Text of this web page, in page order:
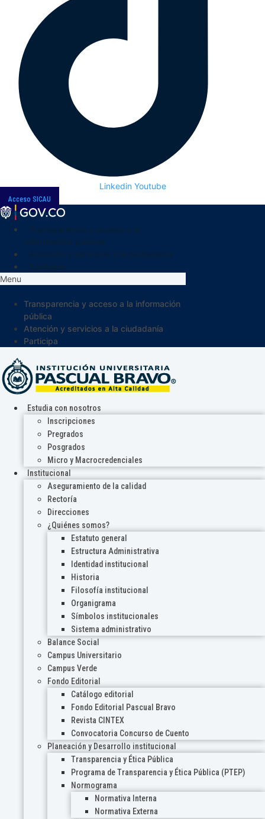
Linkedin Youtube
Acceso SICAU
Menu
Transparencia y acceso a la información
pública
Atención y servicios a la ciudadanía
Participa
Estudia con nosotros
Inscripciones
Pregrados
Posgrados
Micro y Macrocredenciales
Institucional
Aseguramiento de la calidad
Rectoría
Direcciones
¿Quiénes somos?
Estatuto general
Estructura Administrativa
Identidad institucional
Historia
Filosofía institucional
Organigrama
Símbolos institucionales
Sistema administrativo
Balance Social
Campus Universitario
Campus Verde
Fondo Editorial
Catálogo editorial
Fondo Editorial Pascual Bravo
Revista CINTEX
Convocatoria Concurso de Cuento
Planeación y Desarrollo institucional
Transparencia y Ética Pública
Programa de Transparencia y Ética Pública (PTEP)
Normograma
Normativa Interna
Normativa Externa